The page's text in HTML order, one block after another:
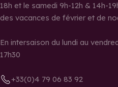
18h et le samedi 9h-12h & 14h-
des vacances de février et de
En intersaison du lundi au
17h30
+33(0)4 79 06 83 92